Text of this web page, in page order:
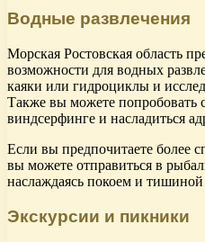
Водные развлечения
Морская Ростовская область
возможности для водных
каяки или гидроциклы и
Также вы можете попробовать
виндсерфинге и насладиться
Если вы предпочитаете более
вы можете отправиться в
наслаждаясь покоем и тишиной
Экскурсии и пикники